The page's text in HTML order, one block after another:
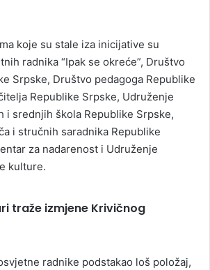
koje su stale iza inicijative su
radnika “Ipak se okreće”, Društvo
Srpske, Društvo pedagoga Republike
Republike Srpske, Udruženje
i srednjih škola Republike Srpske,
i stručnih saradnika Republike
za nadarenost i Udruženje
kulture.
traže izmjene Krivičnog
radnike podstakao loš položaj,